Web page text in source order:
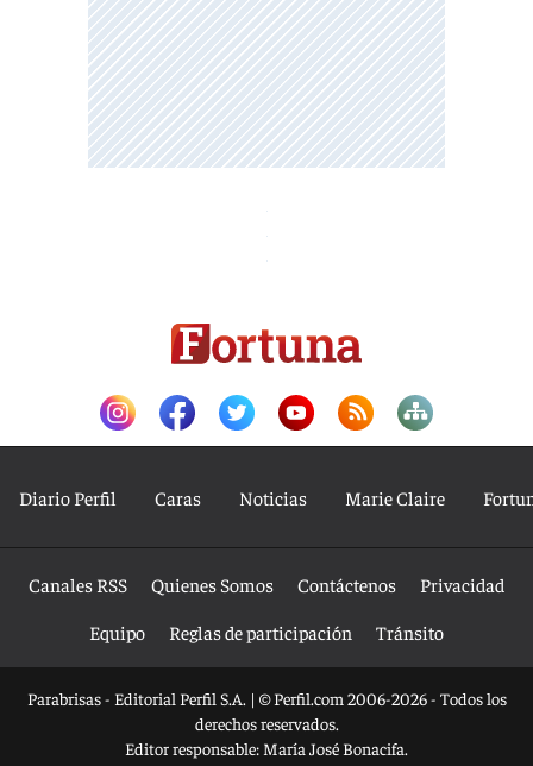
Diario Perfil Caras Noticias Marie Claire
Canales RSS Quienes Somos Contáctenos
Privacidad
Equipo
Reglas de participación Tránsito
Parabrisas - Editorial Perfil S.A. | © Perfil.com 2006-2026 - Todos los
derechos reservados.
Editor responsable: María José Bonacifa.